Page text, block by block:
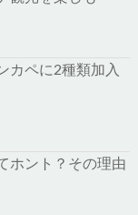
カペに2種類加入
ホント？その理由